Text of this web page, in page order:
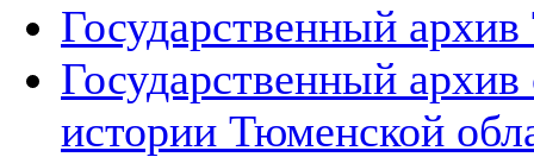
Государственный
Государственный
истории Тюменской